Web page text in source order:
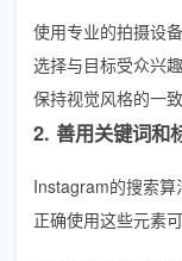
使用专业的拍摄设
选择与目标受众兴
保持视觉风格的一
2. 善用关键词和
Instagram的搜索算
正确使用这些元素